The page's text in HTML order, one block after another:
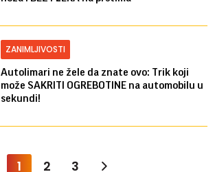
ZANIMLJIVOSTI
Autolimari ne žele da znate ovo: Trik koji
može SAKRITI OGREBOTINE na automobilu u
sekundi!
1 2 3